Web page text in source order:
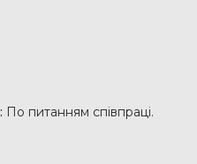
По питанням співпраці.